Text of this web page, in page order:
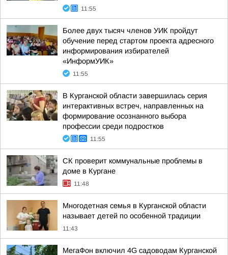
11:55
Более двух тысяч членов УИК пройдут
обучение перед стартом проекта адресного
информирования избирателей
«ИнформУИК»
11:55
В Курганской области завершилась серия
интерактивных встреч, направленных на
формирование осознанного выбора
профессии среди подростков
11:55
CК проверит коммунальные проблемы в
доме в Кургане
11:48
Многодетная семья в Курганской области
называет детей по особенной традиции
11:43
МегаФон включил 4G садоводам Курганской